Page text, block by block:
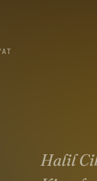
Halil